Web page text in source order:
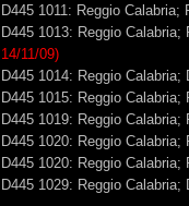
D445 1011: Reggio Calabria;
D445 1013: Reggio Calabria;
14/11/09)
D445 1014: Reggio Calabria;
D445 1015: Reggio Calabria;
D445 1019: Reggio Calabria;
D445 1020: Reggio Calabria;
D445 1020: Reggio Calabria;
D445 1029: Reggio Calabria;